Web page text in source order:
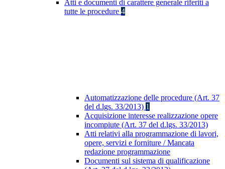
Atti e documenti di carattere generale riferiti a
tutte le procedure 4
Automatizzazione delle procedure (Art. 37
del d.lgs. 33/2013) 1
Acquisizione interesse realizzazione opere
incompiute (Art. 37 del d.lgs. 33/2013)
Atti relativi alla programmazione di lavori,
opere, servizi e forniture / Mancata
redazione programmazione
Documenti sul sistema di qualificazione